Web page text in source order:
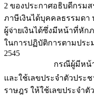
2 ของประกาศอธิบดีกรม
ภาษีเงินได้บุคคลธรรมด
ผู้จ่ายเงินได้ซึ่งมีหน้าที่หัก
ในการปฏิบัติการตามประ
2545
กรณีผู้มีหน้าที่เสีย
และใช้เลขประจำตัวประ
ราษฎร ให้ใช้เลขประจำ